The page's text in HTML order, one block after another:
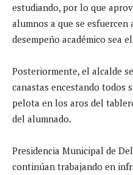
estudiando, por lo que
alumnos a que se esfuercen
desempeño académico sea
Posteriormente, el alcalde
canastas encestando todos
pelota en los aros del
del alumnado.
Presidencia Municipal de
continúan trabajando en